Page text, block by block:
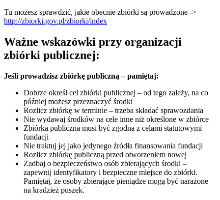
Tu możesz sprawdzić, jakie obecnie zbiórki są prowadzone ->
http://zbiorki.gov.pl/zbiorki/index
Ważne wskazówki przy organizacji
zbiórki publicznej:
Jeśli prowadzisz zbiórkę publiczną – pamiętaj:
Dobrze określ cel zbiórki publicznej – od tego zależy, na co
później możesz przeznaczyć środki
Rozlicz zbiórkę w terminie – trzeba składać sprawozdania
Nie wydawaj środków na cele inne niż określone w zbiórce
Zbiórka publiczna musi być zgodna z celami statutowymi
fundacji
Nie traktuj jej jako jedynego źródła finansowania fundacji
Rozlicz zbiórkę publiczną przed otworzeniem nowej
Zadbaj o bezpieczeństwo osób zbierających środki –
zapewnij identyfikatory i bezpieczne miejsce do zbiórki.
Pamiętaj, że osoby zbierające pieniądze mogą być narażone
na kradzież puszek.